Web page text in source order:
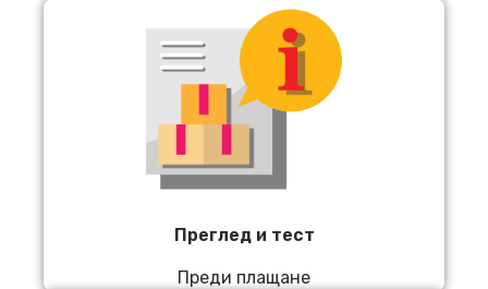
Преглед и тест
Преди плащане